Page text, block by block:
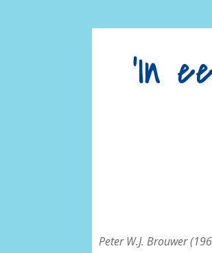
'In
Peter W.J. Brouwer